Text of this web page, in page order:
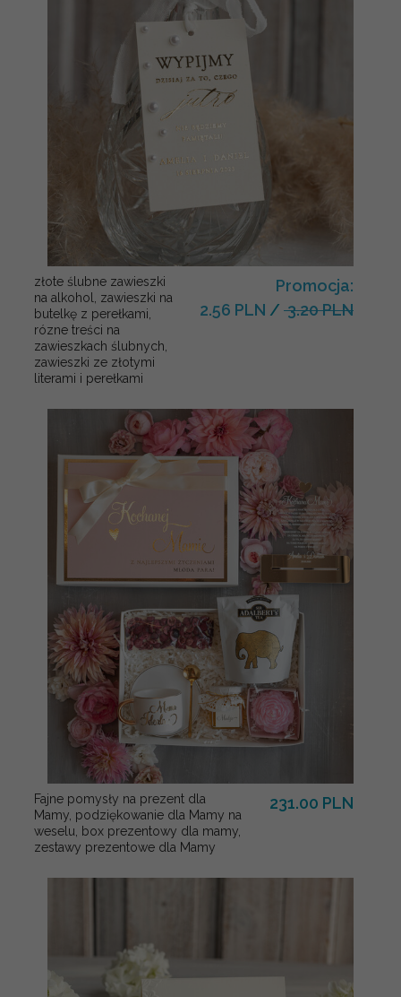
złote ślubne zawieszki
na alkohol, zawieszki na
butelkę z perełkami,
rózne treści na
zawieszkach ślubnych,
zawieszki ze złotymi
literami i perełkami
Promocja:
2.56 PLN / 3.20 PLN
Fajne pomysły na prezent dla
Mamy, podziękowanie dla Mamy na
weselu, box prezentowy dla mamy,
zestawy prezentowe dla Mamy
231.00 PLN